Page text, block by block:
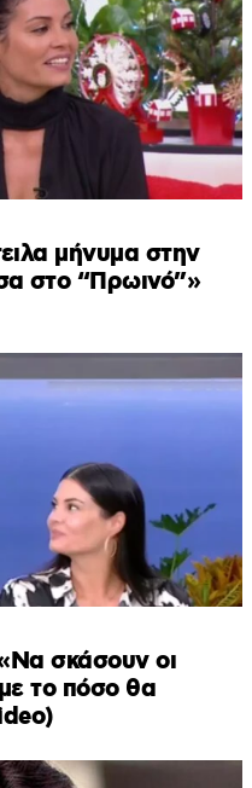
μήνυμα στην
στο “Πρωινό”»
σκάσουν οι
το πόσο θα